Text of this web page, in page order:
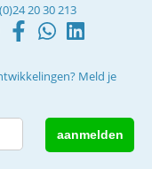
20 30 213
Meld je